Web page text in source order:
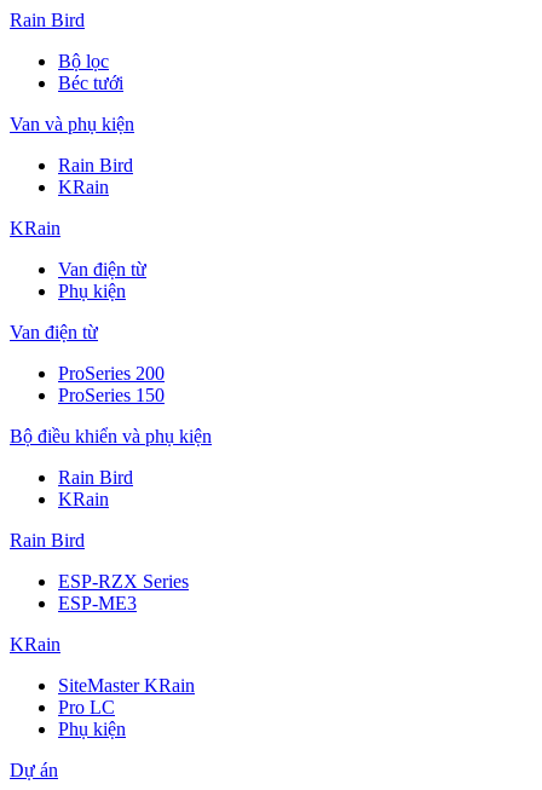
Rain Bird
Bộ lọc
Béc tưới
Van và phụ kiện
Rain Bird
KRain
KRain
Van điện từ
Phụ kiện
Van điện từ
ProSeries 200
ProSeries 150
Bộ điều khiển và phụ kiện
Rain Bird
KRain
Rain Bird
ESP-RZX Series
ESP-ME3
KRain
SiteMaster KRain
Pro LC
Phụ kiện
Dự án